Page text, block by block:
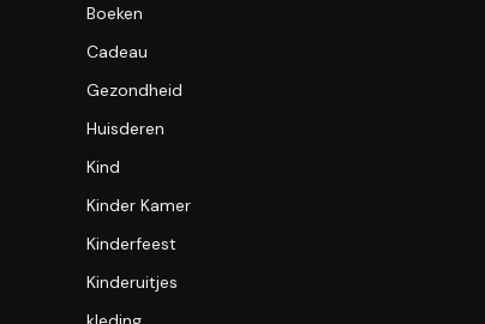
Boeken
Cadeau
Gezondheid
Huisderen
Kind
Kinder Kamer
Kinderfeest
Kinderuitjes